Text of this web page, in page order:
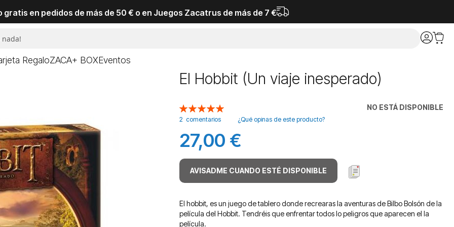
gratis en pedidos de más de 50 € o en Juegos Zacatrus de más de 7 €
RegaloZACA+ BOXEventos
El Hobbit (Un viaje inesperado)
NO ESTÁ DISPONIBLE
Valoración:
100
% of100
2 comentarios ¿Qué opinas de este producto?
27,00 €
AVISADME CUANDO ESTÉ DISPONIBLE
El hobbit, es un juego de tablero donde recrearas la aventuras de Bilbo Bolsón de la
película del Hobbit. Tendréis que enfrentar todos lo peligros que aparecen el la
película.